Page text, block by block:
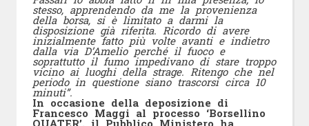
stesso, apprendendo da me la provenienza
della borsa, si è limitato a darmi la
disposizione già riferita. Ricordo di avere
inizialmente fatto più volte avanti e indietro
dalla via D’Amelio perché il fuoco e
soprattutto il fumo impedivano di stare troppo
vicino ai luoghi della strage. Ritengo che nel
periodo in questione siano trascorsi circa 10
minuti”.
In occasione della deposizione di
Francesco Maggi al processo ‘Borsellino
QUATER’, il Pubblico Ministero ha